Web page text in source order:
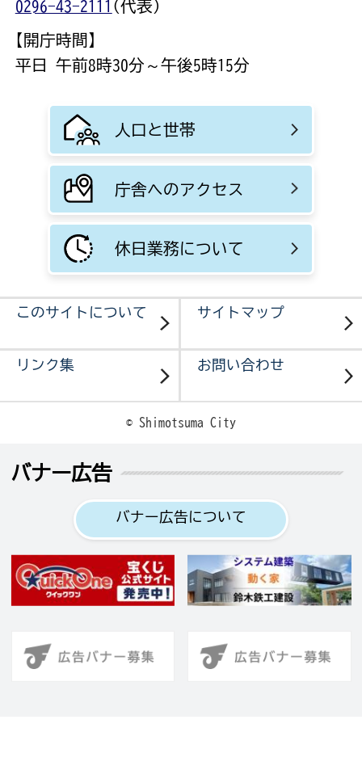
0296-43-2111 (代表)
【開庁時間】
平日 午前8時30分～午後5時15分
人口と世帯
庁舎へのアクセス
休日業務について
このサイトについて サイトマップ
リンク集 お問い合わせ
© Shimotsuma City
バナー広告
バナー広告について